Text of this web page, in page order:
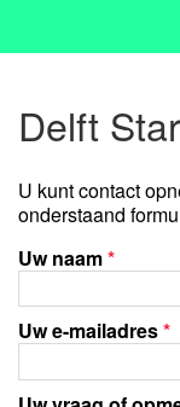
Delft
U kunt contact
onderstaand
Uw naam*
Uw e-mailadres*